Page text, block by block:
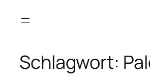
Inhalt
Schlagwort: